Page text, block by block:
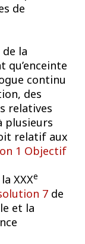
de
la
qu’enceinte
continu
des
relatives
plusieurs
relatif aux
1 Objectif
XXXe
7 de
et la